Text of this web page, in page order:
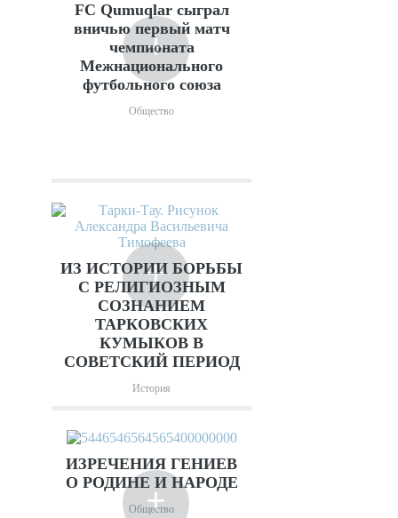
+
FC Qumuqlar сыграл
вничью первый матч
чемпионата
Межнационального
футбольного союза
Общество
+
ИЗ ИСТОРИИ БОРЬБЫ
С РЕЛИГИОЗНЫМ
СОЗНАНИЕМ
ТАРКОВСКИХ
КУМЫКОВ В
СОВЕТСКИЙ ПЕРИОД
История
+
ИЗРЕЧЕНИЯ ГЕНИЕВ
О РОДИНЕ И НАРОДЕ
Общество